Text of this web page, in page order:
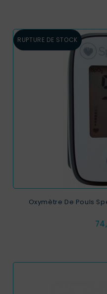
RUPTURE DE STOCK
Oxymètre De Pouls